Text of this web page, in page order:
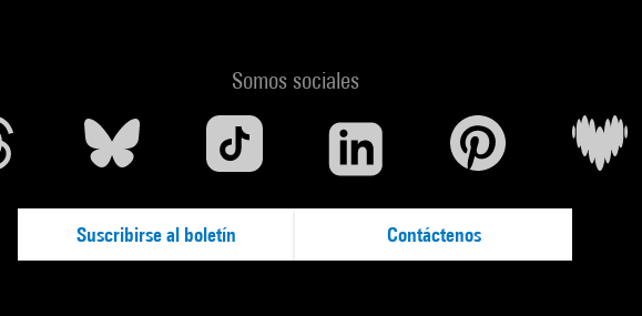
Somos sociales
Suscribirse al boletín Contáctenos